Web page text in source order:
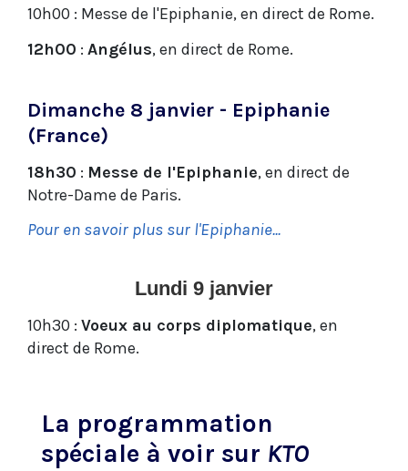
10h00 : Messe de l'Epiphanie, en direct de Rome.
12h00 : Angélus, en direct de Rome.
Dimanche 8 janvier - Epiphanie
(France)
18h30 : Messe de l'Epiphanie, en direct de
Notre-Dame de Paris.
Pour en savoir plus sur l'Epiphanie...
Lundi 9 janvier
10h30 : Voeux au corps diplomatique, en
direct de Rome.
La programmation
spéciale à voir sur KTO